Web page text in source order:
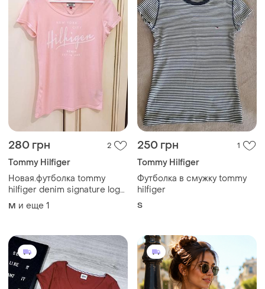
280 грн 2
Tommy Hilfiger
Новая.футболка tommy
hilfiger denim signature logo
t-shirt pink оригинал
M и еще 1
250 грн 1
Tommy Hilfiger
Футболка в смужку tommy
hilfiger
S